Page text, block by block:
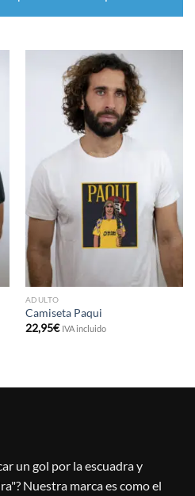
ADULTO
Camiseta Paqui
22,95€ IVA incluido
un gol por la escuadra y
Nuestra marca es como el